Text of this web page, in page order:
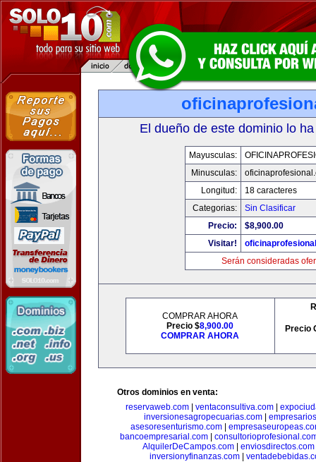
El dueño de este dominio lo
Mayusculas:
Minusculas:
Longitud:
18 caracteres
Categorias:
Sin Clasificar
Precio:
$8,900.00
Visitar!
Serán consideradas
COMPRAR AHORA
Precio $8,900.00
COMPRAR AHORA
Precio
Otros dominios en venta:
reservaweb.com| ventaconsultiva.com|
inversionesagropecuarias.com
asesoresenturismo.com|
bancoempresarial.com
AlquilerDeCampos.com
enviosdirectos.com
inversionyfinanzas.com|